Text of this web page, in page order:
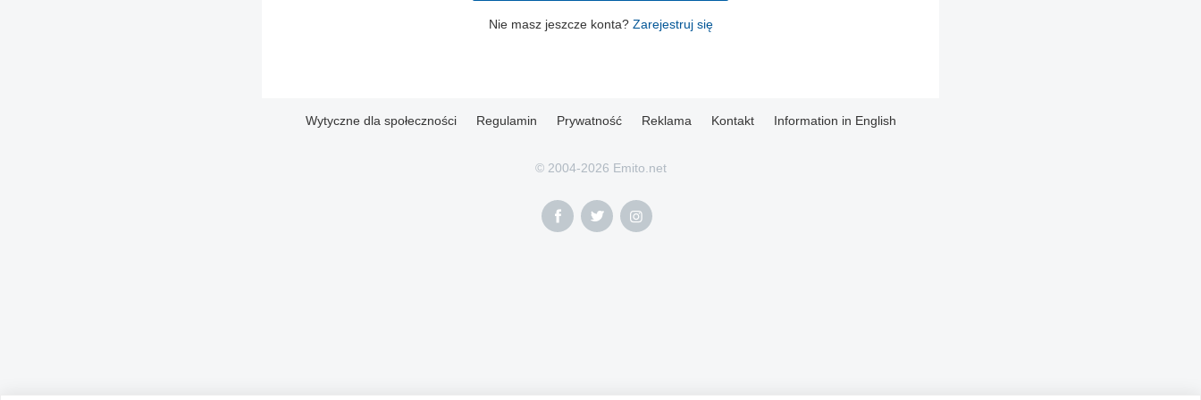
Nie masz jeszcze konta? Zarejestruj się
Wytyczne dla społeczności Regulamin Prywatność Reklama Kontakt Information in English
© 2004-2026 Emito.net